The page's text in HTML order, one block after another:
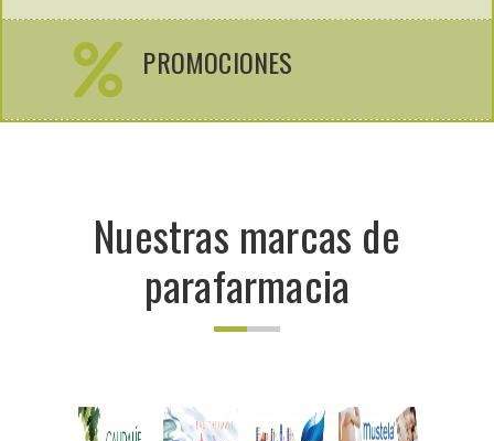
PROMOCIONES
Nuestras marcas de
parafarmacia